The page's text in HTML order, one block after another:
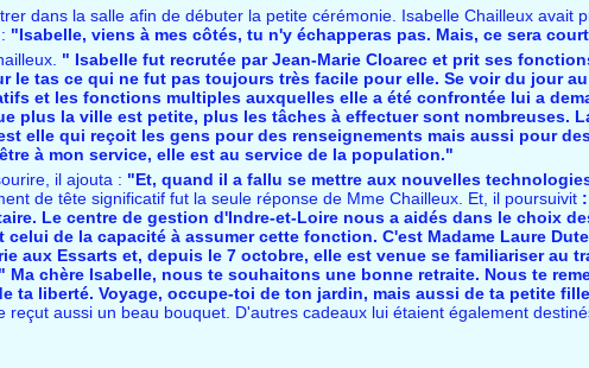
dans la salle afin de débuter la petite cérémonie. Isabelle Chailleux avait
"Isabelle, viens à mes côtés, tu n'y échapperas pas. Mais, ce sera
" Isabelle fut recrutée par Jean-Marie Cloarec et prit ses
le tas ce qui ne fut pas toujours très facile pour elle. Se voir du jour
et les fonctions multiples auxquelles elle a été confrontée lui a
plus la ville est petite, plus les tâches à effectuer sont nombreuses.
elle qui reçoit les gens pour des renseignements mais aussi pour
à mon service, elle est au service de la population."
il ajouta : "Et, quand il a fallu se mettre aux nouvelles
de tête significatif fut la seule réponse de Mme Chailleux. Et, il poursuivit
Le centre de gestion d'Indre-et-Loire nous a aidés dans le choix
de la capacité à assumer cette fonction. C'est Madame Laure
aux Essarts et, depuis le 7 octobre, elle est venue se familiariser au
" Ma chère Isabelle, nous te souhaitons une bonne retraite. Nous te
ta liberté. Voyage, occupe-toi de ton jardin, mais aussi de ta petite
reçut aussi un beau bouquet. D'autres cadeaux lui étaient également